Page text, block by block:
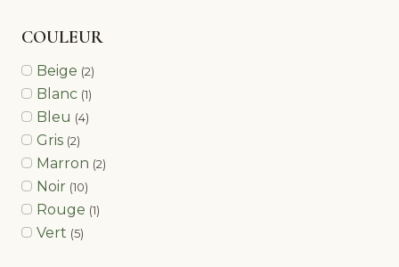
COULEUR
Beige (2)
Blanc (1)
Bleu (4)
Gris (2)
Marron (2)
Noir (10)
Rouge (1)
Vert (5)